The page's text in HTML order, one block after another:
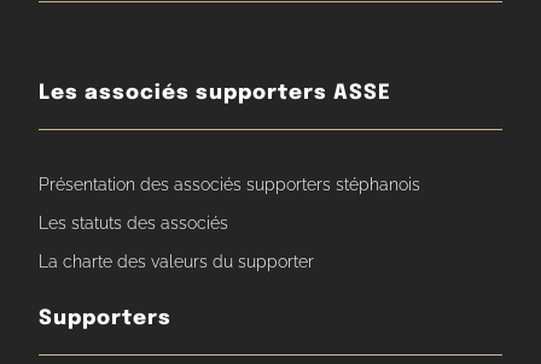
Les associés supporters ASSE
Présentation des associés supporters stéphanois
Les statuts des associés
La charte des valeurs du supporter
Supporters